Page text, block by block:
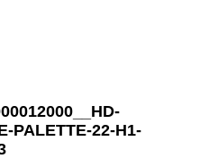
PALETTE-22-H1-